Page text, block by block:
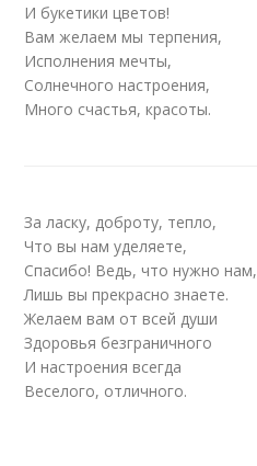
И букетики цветов!
Вам желаем мы терпения,
Исполнения мечты,
Солнечного настроения,
Много счастья, красоты.
За ласку, доброту, тепло,
Что вы нам уделяете,
Спасибо! Ведь, что нужно нам,
Лишь вы прекрасно знаете.
Желаем вам от всей души
Здоровья безграничного
И настроения всегда
Веселого, отличного.